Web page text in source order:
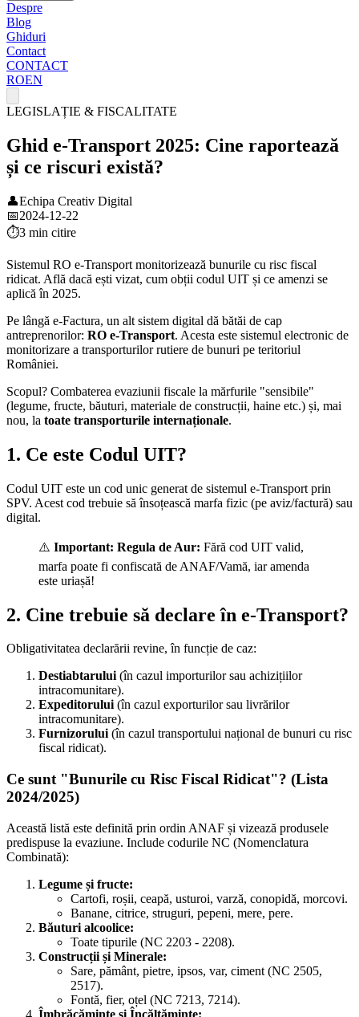
Despre
Blog
Ghiduri
Contact
CONTACT
ROEN
LEGISLAȚIE & FISCALITATE
Ghid e-Transport 2025: Cine raportează
și ce riscuri există?
👤Echipa Creativ Digital
📅2024-12-22
⏱️3 min citire
Sistemul RO e-Transport monitorizează bunurile cu risc fiscal
ridicat. Află dacă ești vizat, cum obții codul UIT și ce amenzi se
aplică în 2025.
Pe lângă e-Factura, un alt sistem digital dă bătăi de cap
antreprenorilor: RO e-Transport. Acesta este sistemul electronic de
monitorizare a transporturilor rutiere de bunuri pe teritoriul
României.
Scopul? Combaterea evaziunii fiscale la mărfurile "sensibile"
(legume, fructe, băuturi, materiale de construcții, haine etc.) și, mai
nou, la toate transporturile internaționale.
1. Ce este Codul UIT?
Codul UIT este un cod unic generat de sistemul e-Transport prin
SPV. Acest cod trebuie să însoțească marfa fizic (pe aviz/factură) sau
digital.
⚠️ Important: Regula de Aur: Fără cod UIT valid,
marfa poate fi confiscată de ANAF/Vamă, iar amenda
este uriașă!
2. Cine trebuie să declare în e-Transport?
Obligativitatea declarării revine, în funcție de caz:
Destiabtarului(în cazul importurilor sau achizițiilor
intracomunitare).
Expeditorului(în cazul exporturilor sau livrărilor
intracomunitare).
Furnizorului(în cazul transportului național de bunuri cu risc
fiscal ridicat).
Ce sunt "Bunurile cu Risc Fiscal Ridicat"? (Lista
2024/2025)
Această listă este definită prin ordin ANAF și vizează produsele
predispuse la evaziune. Include codurile NC (Nomenclatura
Combinată):
Legume și fructe:
Cartofi, roșii, ceapă, usturoi, varză, conopidă, morcovi.
Banane, citrice, struguri, pepeni, mere, pere.
Băuturi alcoolice:
Toate tipurile (NC 2203 - 2208).
Construcții și Minerale:
Sare, pământ, pietre, ipsos, var, ciment (NC 2505,
2517).
Fontă, fier, oțel (NC 7213, 7214).
Îmbrăcăminte și Încălțăminte: